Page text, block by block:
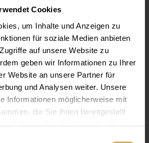
Cookies
um Inhalte und Anzeigen zu
für soziale Medien anbieten
auf unsere Website zu
geben wir Informationen zu Ihrer
Website an unsere Partner für
und Analysen weiter. Unsere
Informationen möglicherweise mit
die Sie ihnen bereitgestellt
Rahmen Ihrer Nutzung der Dienste